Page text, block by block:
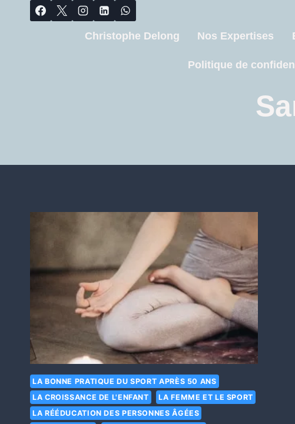
Christophe Delong Nos Expertises
Politique de
LA BONNE PRATIQUE DU SPORT APRÈS 50 ANS
LA CROISSANCE DE L'ENFANT
LA FEMME ET LE SPORT
LA RÉÉDUCATION DES PERSONNES ÂGÉES